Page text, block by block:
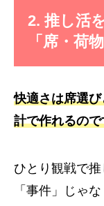
2. 推し活
「席・荷
快適さは席選
計で作れるので
ひとり観戦で
「事件」じゃ